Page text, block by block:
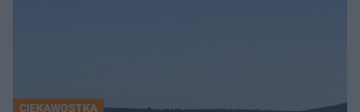
CIEKAWOSTKA